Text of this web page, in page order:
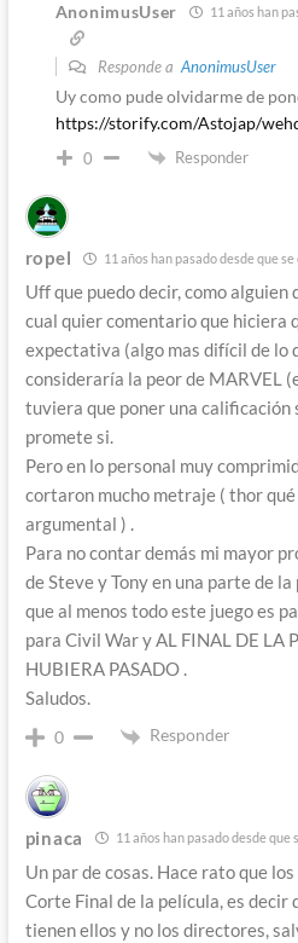
AnonimusUser 11 años han
Responde a AnonimusUser
Uy como pude olvidarme de
https://storify.com/Astojap/
0 Responder
ropel 11 años han pasado desde que
Uff que puedo decir, como
cual quier comentario que hiciera
expectativa (algo mas difícil de lo
consideraría la peor de MARVEL
tuviera que poner una calificación
promete si.
Pero en lo personal muy
cortaron mucho metraje ( thor qué
argumental ) .
Para no contar demás mi mayor
de Steve y Tony en una parte de
que al menos todo este juego es
para Civil War y AL FINAL DE LA
HUBIERA PASADO .
Saludos.
0 Responder
pinaca 11 años han pasado desde que
Un par de cosas. Hace rato que
Corte Final de la película, es decir
tienen ellos y no los directores,